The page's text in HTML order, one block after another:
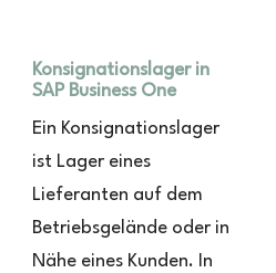
Konsignationslager in
SAP Business One
Ein Konsignationslager
ist Lager eines
Lieferanten auf dem
Betriebsgelände oder in
Nähe eines Kunden. In